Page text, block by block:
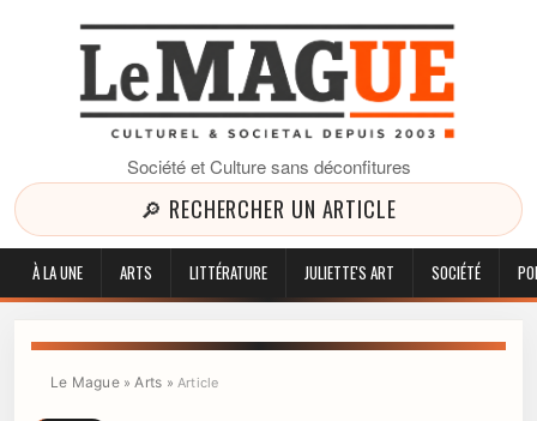
Société et Culture sans déconfitures
🔎 RECHERCHER UN ARTICLE
À LA UNE ARTS LITTÉRATURE JULIETTE'S ART SOCIÉTÉ
Le Mague»Arts » Article